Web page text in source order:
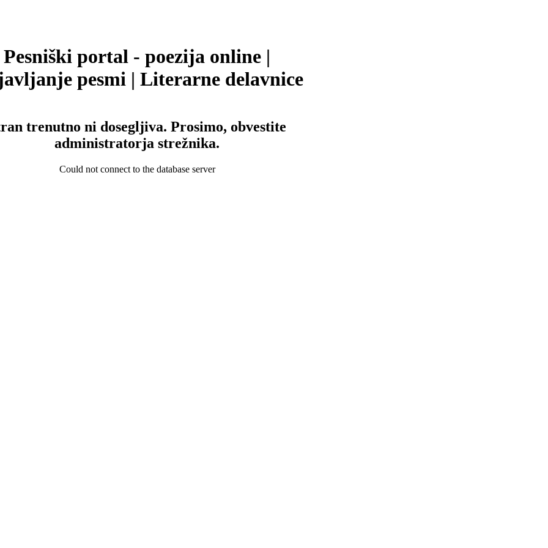
Pesniški portal - poezija online |
pesmi | Literarne delavnice
trenutno ni dosegljiva. Prosimo, obvestite
administratorja strežnika.
Could not connect to the database server